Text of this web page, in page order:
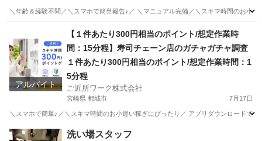
＼年齢＆経験不問／＼スマホで簡単報告♪／ ＼マニュアル完備／＼スキマ時間のお小
その他
アルバイト
【１件あたり300円相当のポイント/想定作業時
間：15分程】寿司チェーン店のガチャガチャ調査
１件あたり300円相当のポイント/想定作業時間：1
5分程
ご近所ワーク株式会社
宮崎県 都城市 7月17日
＼スマホで簡単♪／＼スキマ時間のお小遣い稼ぎにぴったり／ アプリダウンロードで
宮崎 都城市 その他
洗い場スタッフ